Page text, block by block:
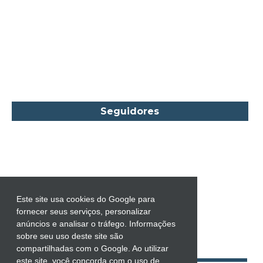
Este site usa cookies do Google para
fornecer seus serviços, personalizar
anúncios e analisar o tráfego. Informações
sobre seu uso deste site são
compartilhadas com o Google. Ao utilizar
este site, você concorda com o uso de
Caroline Linden
Celeste Bradley
Chantelle Shaw
Charles Dickens
Charlie Donlea
Charlotte Brontë
Seguidores